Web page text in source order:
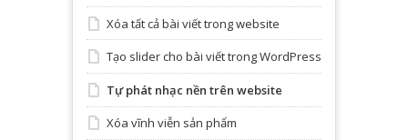
Xóa tất cả bài viết trong website
Tạo slider cho bài viết trong WordPress
Tự phát nhạc nền trên website
Xóa vĩnh viễn sản phẩm